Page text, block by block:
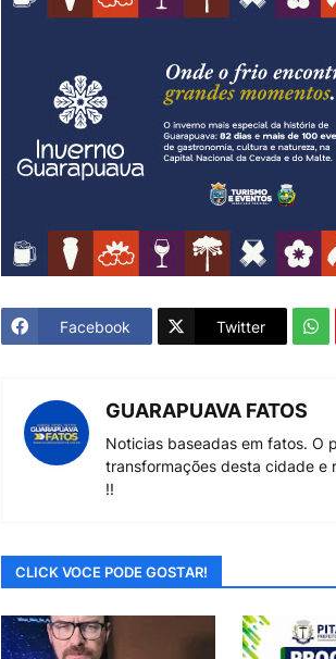
Facebook Twitter
GUARAPUAVA FATOS
Noticias baseadas em fatos. O
transformações desta cidade e
!!
CLICK VOCE PODE GOSTAR!